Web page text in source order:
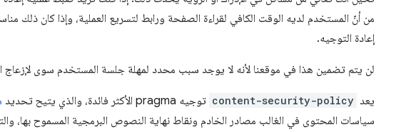
من أنّ المستخدم لديه الوقت الكافي لقراءة الصفحة ورابط لتسريع العملية، وإذا كان ذلك
إعادة التوجيه.
لن يتم تضمين هذا في موقعنا لأنه لا يوجد سبب محدد لمهلة جلسة المستخدم سوى لإزعاج
يعد content-security-policy توجيه pragma الأكثر فائدة، والذي يتيح تحديد
سياسات المحتوى في الغالب مصادر الخادم ونقاط نهاية النصوص البرمجية المسموح بها،